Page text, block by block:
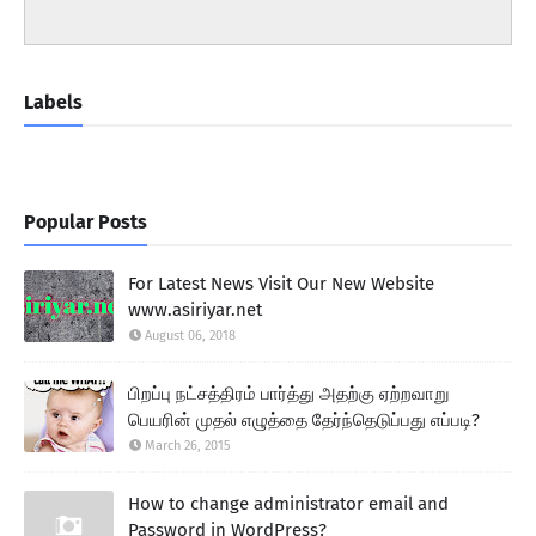
Labels
Popular Posts
For Latest News Visit Our New Website
www.asiriyar.net
August 06, 2018
பிறப்பு நட்சத்திரம் பார்த்து அதற்கு ஏற்றவாறு
பெயரின் முதல் எழுத்தை தேர்ந்தெடுப்பது எப்படி?
March 26, 2015
How to change administrator email and
Password in WordPress?